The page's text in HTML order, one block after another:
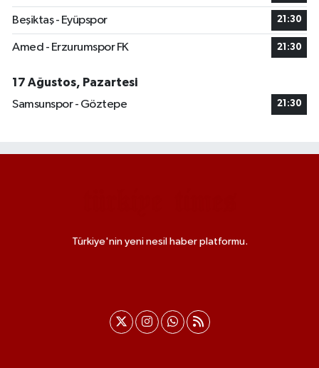
Beşiktaş - Eyüpspor 21:30
Amed - Erzurumspor FK 21:30
17 Ağustos, Pazartesi
Samsunspor - Göztepe
21:30
Türkiye'nin yeni nesil haber platformu.